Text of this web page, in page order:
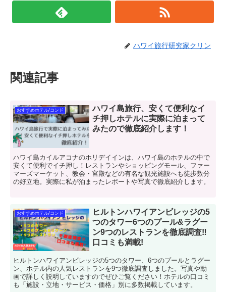
ハワイ旅行研究家クリン
関連記事
おすすめホテル/コンド
ハワイ島旅行、安くて便利なイ
チ押しホテルに実際に泊まって
みたので徹底紹介します！
ハワイ島カイルアコナのホリデイインは、ハワイ島のホテルの中で
安くて便利でイチ押し！レストランやショッピングモール、ファー
マーズマーケット、教会・宮殿などの有名な観光施設へも徒歩数分
の好立地。実際に私が泊まったレポートや写真で徹底紹介します。
おすすめホテル/コンド
ヒルトンハワイアンビレッジの5
つのタワー6つのプール&ラグー
ン9つのレストランを徹底調査‼
口コミも満載!
ヒルトンハワイアンビレッジの5つのタワー、6つのプールとラグー
ン、ホテル内の人気レストランを9つ徹底調査しました。写真や動
画で詳しく説明していますのでぜひご覧ください！ホテルの口コミ
も「施設・立地・サービス・価格」別に多数掲載しています。